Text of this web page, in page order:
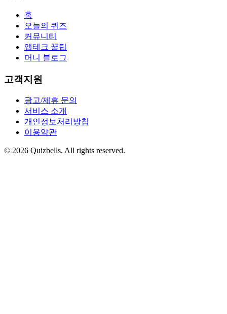
홈
오늘의 퀴즈
커뮤니티
앱테크 꿀팁
머니 블로그
고객지원
광고/제휴 문의
서비스 소개
개인정보처리방침
이용약관
© 2026 Quizbells. All rights reserved.